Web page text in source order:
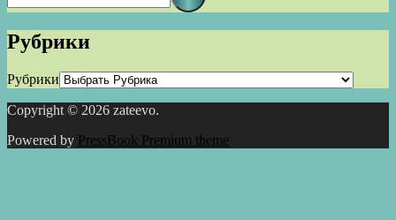
Рубрики
Рубрики
Copyright © 2026 zateevo.
Powered by PressBook Premium theme